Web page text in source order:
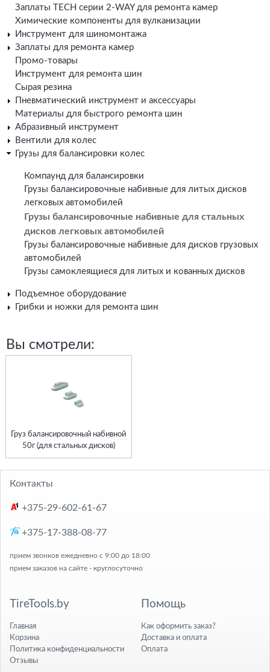
Заплаты TECH серии 2-WAY для ремонта камер
Химические компоненты для вулканизации
Инструмент для шиномонтажа
Заплаты для ремонта камер
Промо-товары
Инструмент для ремонта шин
Сырая резина
Пневматический инструмент и аксессуары
Материалы для быстрого ремонта шин
Абразивный инструмент
Вентили для колес
Грузы для балансировки колес
Компаунд для балансировки
Грузы балансировочные набивные для литых дисков
легковых автомобилей
Грузы балансировочные набивные для стальных
дисков легковых автомобилей
Грузы балансировочные набивные для дисков грузовых
автомобилей
Грузы самоклеящиеся для литых и кованных дисков
Подъемное оборудование
Грибки и ножки для ремонта шин
Вы смотрели:
Груз балансировочный набивной
50г (для стальных дисков)
Контакты
+375-29-602-61-67
+375-17-388-08-77
прием звонков ежедневно с 9:00 до 18:00
прием заказов на сайте - круглосуточно
TireTools.by
Главная
Корзина
Политика конфиденциальности
Отзывы
Помощь
Как оформить заказ?
Доставка и оплата
Оплата